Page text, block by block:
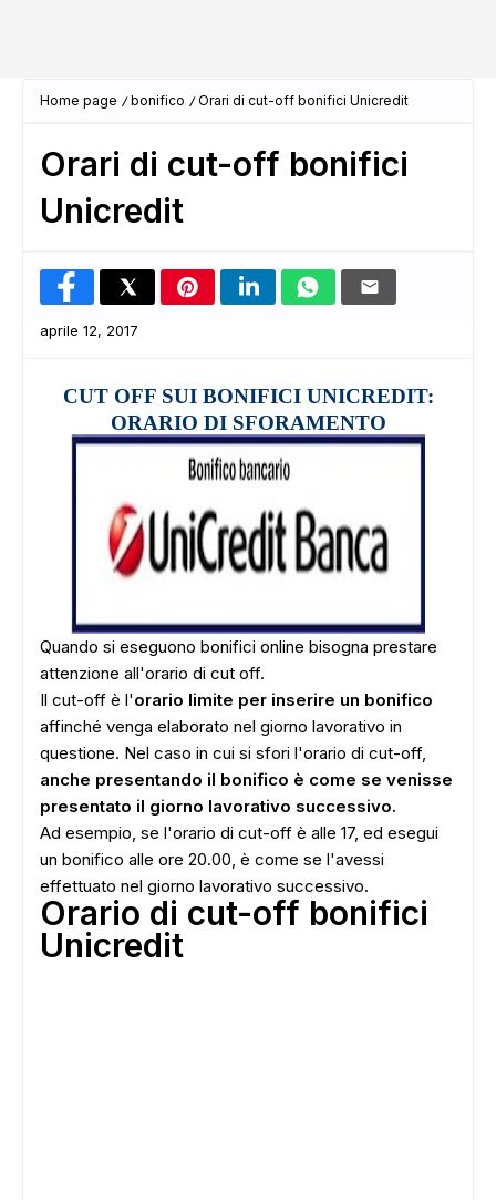
Home page bonifico Orari di cut-off bonifici Unicredit
Orari di cut-off bonifici
Unicredit
aprile 12, 2017
CUT OFF SUI BONIFICI UNICREDIT:
ORARIO DI SFORAMENTO
Quando si eseguono bonifici online bisogna prestare
attenzione all'orario di cut off.
Il cut-off è l'orario limite per inserire un bonifico
affinché venga elaborato nel giorno lavorativo in
questione. Nel caso in cui si sfori l'orario di cut-off,
anche presentando il bonifico è come se venisse
presentato il giorno lavorativo successivo.
Ad esempio, se l'orario di cut-off è alle 17, ed esegui
un bonifico alle ore 20.00, è come se l'avessi
effettuato nel giorno lavorativo successivo.
Orario di cut-off bonifici
Unicredit